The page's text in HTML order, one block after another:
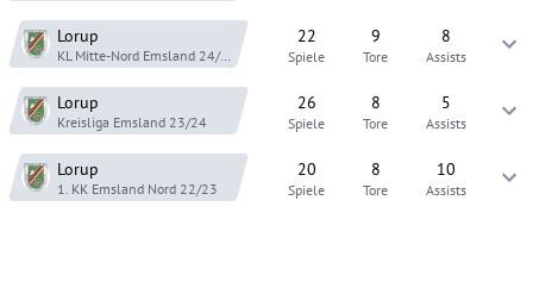
Lorup
KL Mitte-Nord Emsland 24/25
22
Spiele
9
Tore
8
Assists
Lorup
Kreisliga Emsland 23/24
26
Spiele
8
Tore
5
Assists
Lorup
1. KK Emsland Nord 22/23
20
Spiele
8
Tore
10
Assists